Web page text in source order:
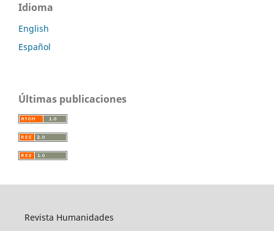
Idioma
English
Español
Últimas publicaciones
Revista Humanidades